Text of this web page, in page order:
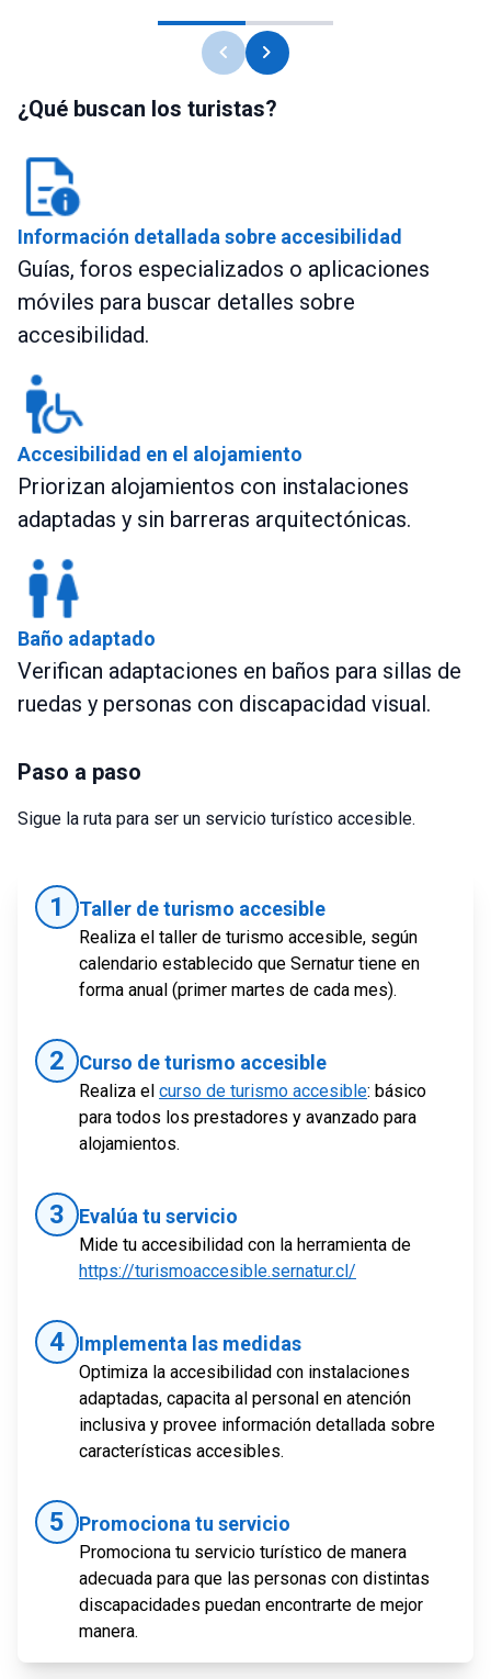
chevron_left chevron_right
¿Qué buscan los turistas?
Información detallada sobre accesibilidad
Guías, foros especializados o aplicaciones
móviles para buscar detalles sobre
accesibilidad.
Accesibilidad en el alojamiento
Priorizan alojamientos con instalaciones
adaptadas y sin barreras arquitectónicas.
Baño adaptado
Verifican adaptaciones en baños para sillas de
ruedas y personas con discapacidad visual.
Paso a paso
Sigue la ruta para ser un servicio turístico accesible.
1 Taller de turismo accesible
Realiza el taller de turismo accesible, según
calendario establecido que Sernatur tiene en
forma anual (primer martes de cada mes).
2 Curso de turismo accesible
Realiza el curso de turismo accesible: básico
para todos los prestadores y avanzado para
alojamientos.
3 Evalúa tu servicio
Mide tu accesibilidad con la herramienta de
https://turismoaccesible.sernatur.cl/
4 Implementa las medidas
Optimiza la accesibilidad con instalaciones
adaptadas, capacita al personal en atención
inclusiva y provee información detallada sobre
características accesibles.
5 Promociona tu servicio
Promociona tu servicio turístico de manera
adecuada para que las personas con distintas
discapacidades puedan encontrarte de mejor
manera.